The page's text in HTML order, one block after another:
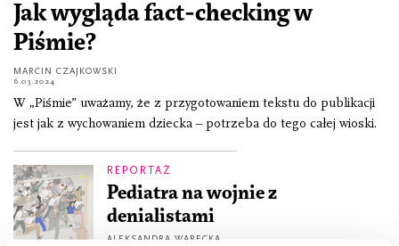
Jak wygląda fact-checking w
Piśmie?
MARCIN CZAJKOWSKI
6.03.2024
W „Piśmie” uważamy, że z przygotowaniem tekstu do publikacji
jest jak z wychowaniem dziecka – potrzeba do tego całej wioski.
REPORTAŻ
Pediatra na wojnie z
denialistami
ALEKSANDRA WARECKA